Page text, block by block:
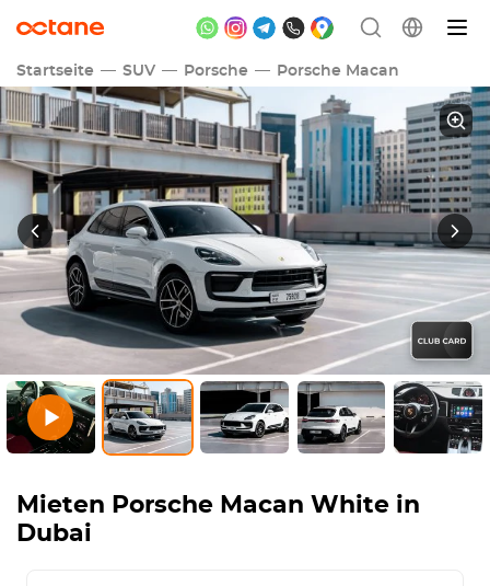
Startseite SUV Porsche Porsche Macan
Mieten Porsche Macan White in
Dubai